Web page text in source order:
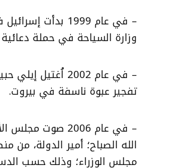
– في عام 1999
وزارة السياحة في حملة
– في عام 2002
تفجير عبوة ناسفة في بيروت.
– في عام 2006
الله الصباح؛ أمير الدولة،
مجلس الوزراء؛ وذلك حسب